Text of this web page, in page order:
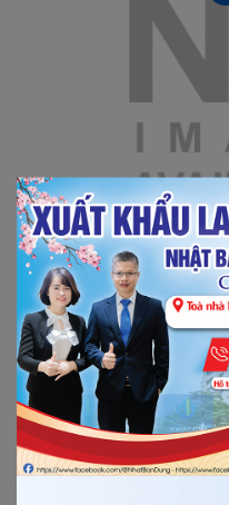
03/08/2017
CHẾ BIẾN THUỶ SẢN
Xem thêm